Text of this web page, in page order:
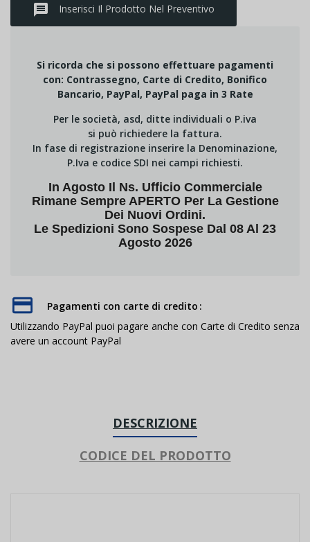
message Inserisci Il Prodotto Nel Preventivo
Si ricorda che si possono effettuare pagamenti
con: Contrassegno, Carte di Credito, Bonifico
Bancario, PayPal, PayPal paga in 3 Rate
Per le società, asd, ditte individuali o P.iva
si può richiedere la fattura.
In fase di registrazione inserire la Denominazione,
P.Iva e codice SDI nei campi richiesti.
In Agosto Il Ns. Ufficio Commerciale
Rimane Sempre APERTO Per La Gestione
Dei Nuovi Ordini.
Le Spedizioni Sono Sospese Dal 08 Al 23
Agosto 2026
Pagamenti con carte di credito
Utilizzando PayPal puoi pagare anche con Carte di Credito senza
avere un account PayPal
DESCRIZIONE
CODICE DEL PRODOTTO